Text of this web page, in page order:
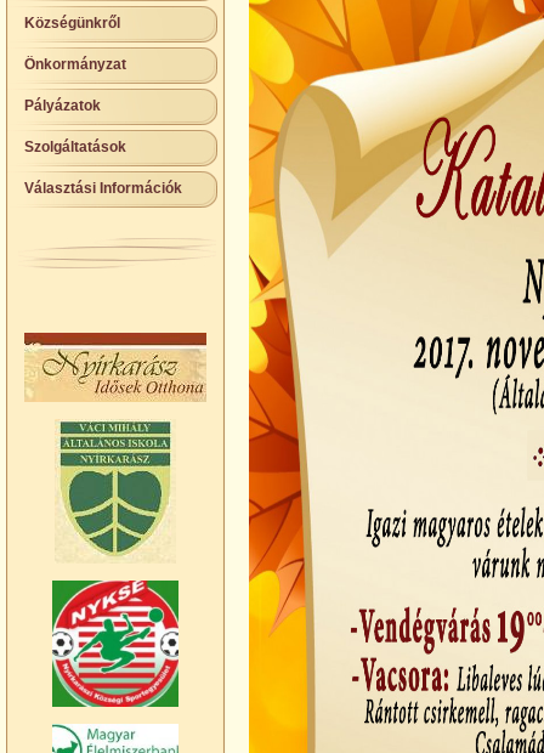
Községünkről
Önkormányzat
Pályázatok
Szolgáltatások
Választási Információk